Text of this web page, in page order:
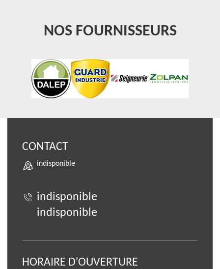
NOS FOURNISSEURS
CONTACT
indisponible
indisponible
indisponible
HORAIRE D'OUVERTURE